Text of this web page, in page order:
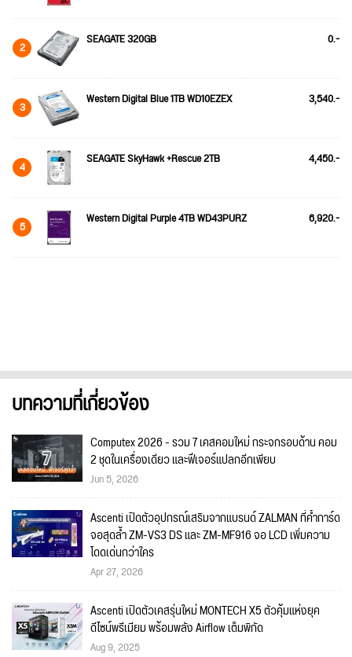
2 SEAGATE 320GB 0.-
3 Western Digital Blue 1TB WD10EZEX 3,540.-
4 SEAGATE SkyHawk +Rescue 2TB 4,450.-
5 Western Digital Purple 4TB WD43PURZ 6,920.-
บทความที่เกี่ยวข้อง
Computex 2026 - รวม 7 เคสคอมใหม่ กระจกรอบด้าน คอม
2 ชุดในเครื่องเดียว และฟีเจอร์แปลกอีกเพียบ
Jun 5, 2026
Ascenti เปิดตัวอุปกรณ์เสริมจากแบรนด์ ZALMAN ที่ค้ำการ์ด
จอสุดล้ำ ZM-VS3 DS และ ZM-MF916 จอ LCD เพิ่มความ
โดดเด่นกว่าใคร
Apr 27, 2026
Ascenti เปิดตัวเคสรุ่นใหม่ MONTECH X5 ตัวคุ้มแห่งยุค
ดีไซน์พรีเมียม พร้อมพลัง Airflow เต็มพิกัด
Aug 9, 2025